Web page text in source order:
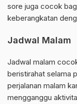
sore juga cocok
keberangkatan
Jadwal Malam
Jadwal malam
beristirahat selama
perjalanan malam
mengganggu